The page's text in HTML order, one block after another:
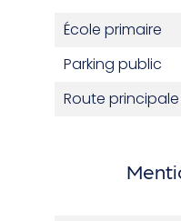
École primaire
Parking public
Route principale